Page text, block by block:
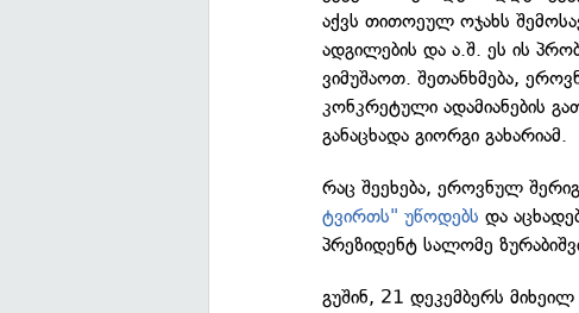
აქვს თითოეულ ოჯახს
ადგილების და ა.შ. ეს ის
ვიმუშაოთ. შეთანხმება,
კონკრეტული ადამიანების
განაცხადა გიორგი გახარიამ.
რაც შეეხება, ეროვნულ
ტვირთს" უწოდებს და
პრეზიდენტ სალომე
გუშინ, 21 დეკემბერს მიხეილ